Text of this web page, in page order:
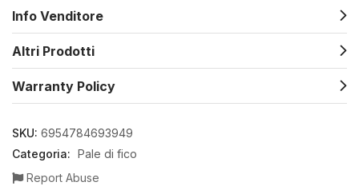
Info Venditore
Altri Prodotti
Warranty Policy
SKU: 6954784693949
Categoria: Pale di fico
Report Abuse